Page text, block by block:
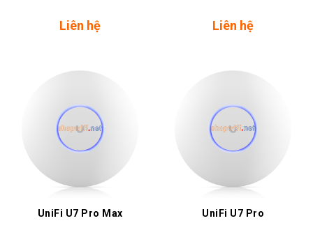
Liên hệ Liên hệ
UniFi U7 Pro Max UniFi U7 Pro